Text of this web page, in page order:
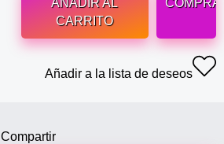
AÑADIR AL
CARRITO
Añadir a la lista de deseos
Compartir